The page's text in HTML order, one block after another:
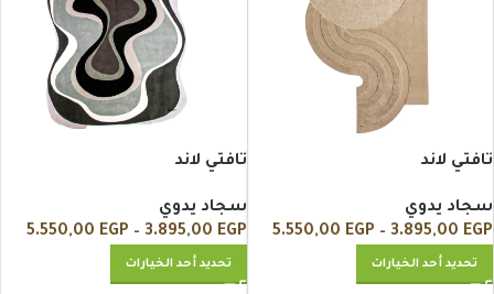
تافتي لاند
سجاد يدوي
3.895,00 EGP
–
5.550,00 EGP
تحديد أحد الخيارات
تافتي لاند
سجاد يدوي
3.895,00 EGP
–
5.550,00 EGP
تحديد أحد الخيارات